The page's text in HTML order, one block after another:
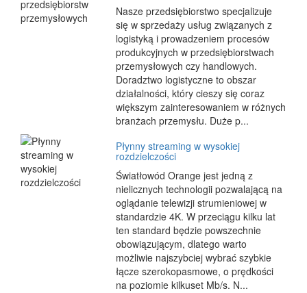
Nasze przedsiębiorstwo specjalizuje
się w sprzedaży usług związanych z
logistyką i prowadzeniem procesów
produkcyjnych w przedsiębiorstwach
przemysłowych czy handlowych.
Doradztwo logistyczne to obszar
działalności, który cieszy się coraz
większym zainteresowaniem w różnych
branżach przemysłu. Duże p...
Płynny streaming w wysokiej
rozdzielczości
Światłowód Orange jest jedną z
nielicznych technologii pozwalającą na
oglądanie telewizji strumieniowej w
standardzie 4K. W przeciągu kilku lat
ten standard będzie powszechnie
obowiązującym, dlatego warto
możliwie najszybciej wybrać szybkie
łącze szerokopasmowe, o prędkości
na poziomie kilkuset Mb/s. N...